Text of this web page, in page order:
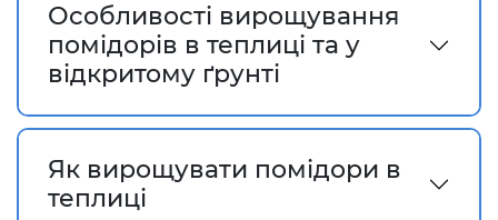
Особливості вирощування
помідорів в теплиці та у
відкритому ґрунті
Як вирощувати помідори в
теплиці